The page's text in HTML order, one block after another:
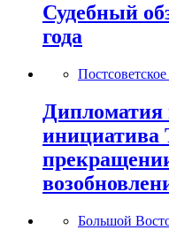
Судебный
года
Дипломатия
инициатива
Большой